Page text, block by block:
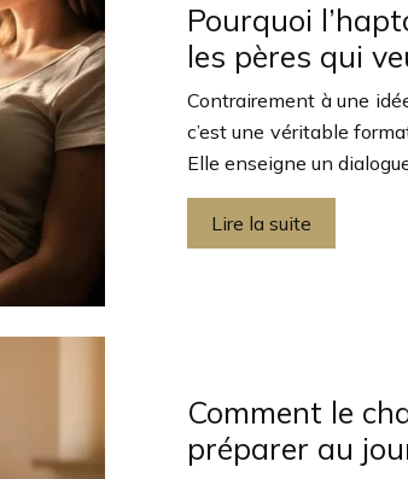
Pourquoi
les pères qui
Contrairement à une
c’est une véritable
Elle enseigne un
Lire la suite
Comment le
préparer au